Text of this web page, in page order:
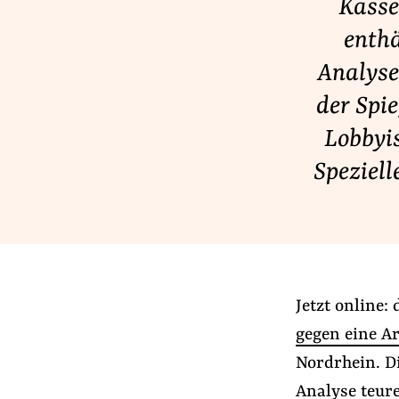
der
Jetzt online:
gegen eine
Nordrhein.
Analyse